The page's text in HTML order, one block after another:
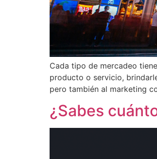
Cada tipo de mercadeo
producto o servicio,
pero también al marketing
¿Sabes